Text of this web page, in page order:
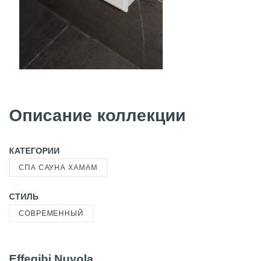
Описание коллекции
КАТЕГОРИИ
СПА САУНА ХАМАМ
СТИЛЬ
СОВРЕМЕННЫЙ